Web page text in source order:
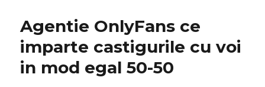
Agentie OnlyFans ce
imparte castigurile cu voi
in mod egal 50-50